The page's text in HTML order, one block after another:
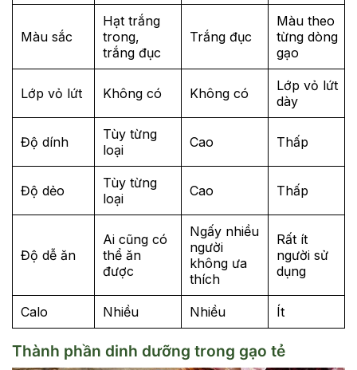
Màu sắc
Hạt trắng
trong,
trắng đục
Trắng đục
Màu theo
từng dòng
gạo
Lớp vỏ lứt Không có Không có
Lớp vỏ lứt
dày
Độ dính
Tùy từng
loại
Cao Thấp
Độ dẻo
Tùy từng
loại
Cao Thấp
Độ dễ ăn
Ai cũng có
thể ăn
được
Ngấy nhiều
người
không ưa
thích
Rất ít
người sử
dụng
Calo Nhiều Nhiều Ít
Thành phần dinh dưỡng trong gạo tẻ